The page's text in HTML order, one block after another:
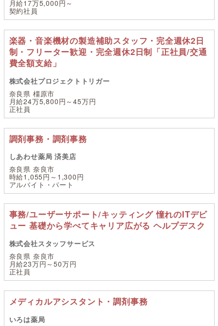
月給17万5,000円～
契約社員
楽器・音楽機材の製造補助スタッフ・完全週休2日
制・フリーター歓迎・完全週休2日制「正社員/交通
費全額支給」
株式会社プロジェクトトリガー
奈良県 橿原市
月給24万5,800円～45万円
正社員
調剤事務・調剤事務
しあわせ薬局 済美店
奈良県 奈良市
時給1,055円～1,300円
アルバイト・パート
事務/ユーザーサポート/キッティング 憧れのITデビ
ュー 基礎から学べてキャリア広がる ヘルプデスク
株式会社スタッフサービス
奈良県 奈良市
月給23万円～50万円
正社員
メディカルアシスタント・調剤事務
いろは薬局